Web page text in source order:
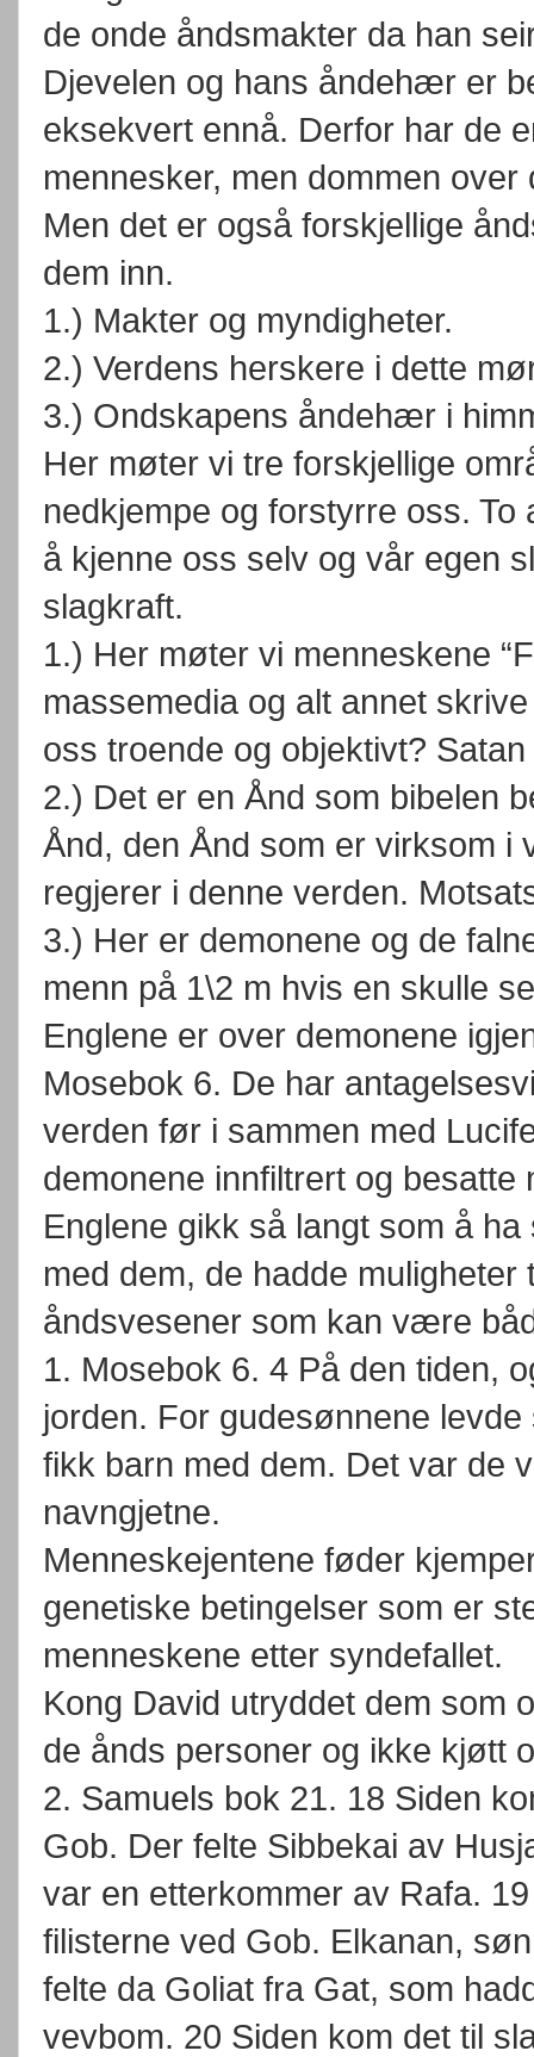
de onde åndsmakter da han
Djevelen og hans åndehær er
eksekvert ennå. Derfor har de
mennesker, men dommen
Men det er også forskjellige
dem inn.
1.) Makter og myndigheter.
2.) Verdens herskere i dette
3.) Ondskapens åndehær i
Her møter vi tre forskjellige
nedkjempe og forstyrre oss.
å kjenne oss selv og vår egen
slagkraft.
1.) Her møter vi menneskene
massemedia og alt annet
oss troende og objektivt?
2.) Det er en Ånd som bibelen
Ånd, den Ånd som er virksom i
regjerer i denne verden.
3.) Her er demonene og de
menn på 1\2 m hvis en skulle
Englene er over demonene
Mosebok 6. De har
verden før i sammen med
demonene innfiltrert og
Englene gikk så langt som å
med dem, de hadde
åndsvesener som kan være
1. Mosebok 6. 4 På den tiden,
jorden. For gudesønnene
fikk barn med dem. Det var de
navngjetne.
Menneskejentene føder
genetiske betingelser som er
menneskene etter syndefallet.
Kong David utryddet dem som
de ånds personer og ikke kjøtt
2. Samuels bok 21. 18 Siden
Gob. Der felte Sibbekai av
var en etterkommer av Rafa.
filisterne ved Gob. Elkanan,
felte da Goliat fra Gat, som
vevbom. 20 Siden kom det til